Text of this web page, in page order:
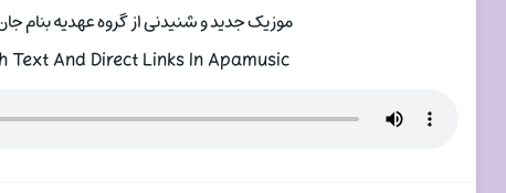
موزیک جدید و شنیدنی از گروه عهدیه بنام
Text And Direct Links In Apamusic